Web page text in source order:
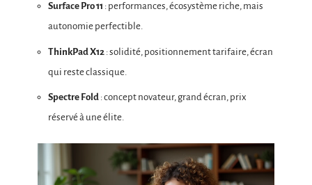
Surface Pro 11 : performances, écosystème riche, mais
autonomie perfectible.
ThinkPad X12 : solidité, positionnement tarifaire, écran
qui reste classique.
Spectre Fold : concept novateur, grand écran, prix
réservé à une élite.